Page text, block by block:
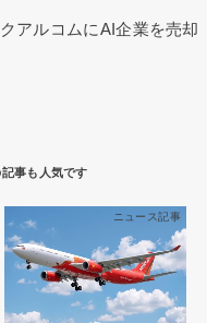
アルコムにAI企業を売却
ニュース記事